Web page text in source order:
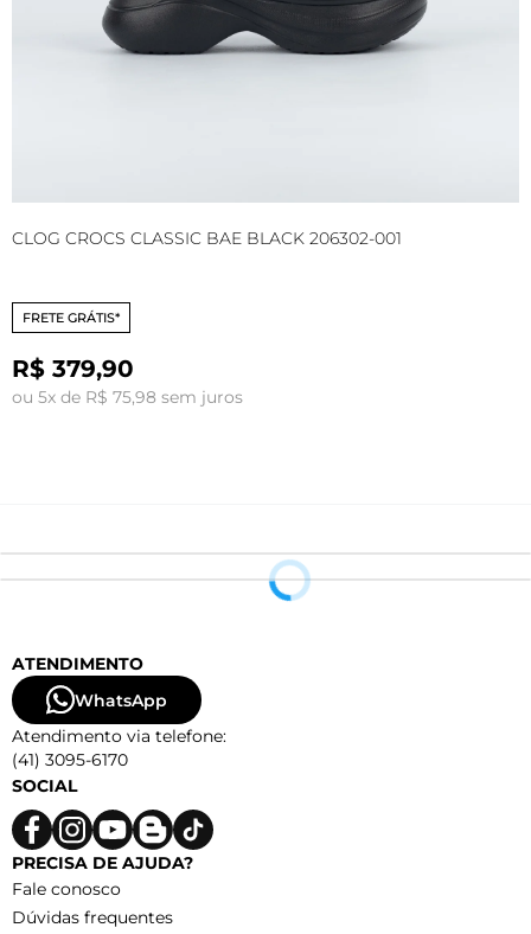
CLOG CROCS CLASSIC BAE BLACK 206302-001
FRETE GRÁTIS*
R$ 379,90
ou 5x de R$ 75,98 sem juros
ATENDIMENTO
WhatsApp
Atendimento via telefone:
(41) 3095-6170
SOCIAL
PRECISA DE AJUDA?
Fale conosco
Dúvidas frequentes